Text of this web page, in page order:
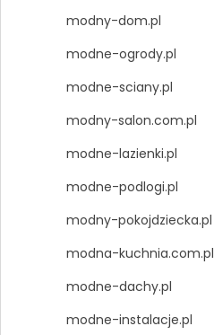
modny-dom.pl
modne-ogrody.pl
modne-sciany.pl
modny-salon.com.pl
modne-lazienki.pl
modne-podlogi.pl
modny-pokojdziecka.pl
modna-kuchnia.com.pl
modne-dachy.pl
modne-instalacje.pl